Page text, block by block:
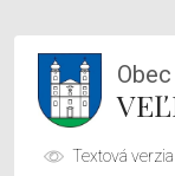
Obec
Textová verzia